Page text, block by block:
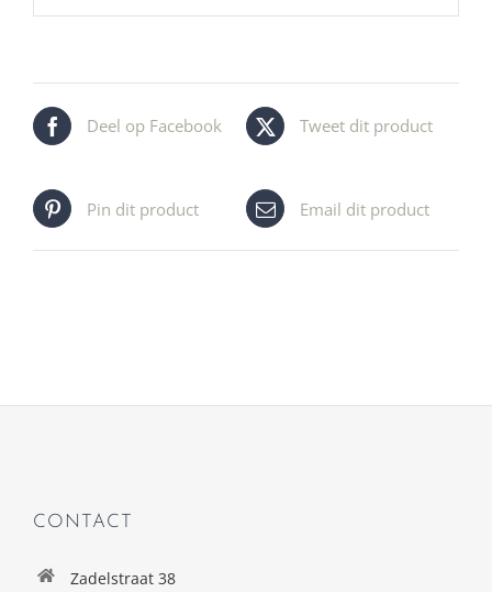
Deel op Facebook Tweet dit product
Pin dit product Email dit product
CONTACT
Zadelstraat 38